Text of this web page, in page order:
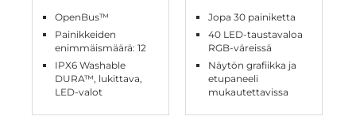
OpenBus™
Painikkeiden
enimmäismäärä: 12
IPX6 Washable
DURA™, lukittava,
LED-valot
Jopa 30 painiketta
40 LED-taustavaloa
RGB-väreissä
Näytön grafiikka ja
etupaneeli
mukautettavissa